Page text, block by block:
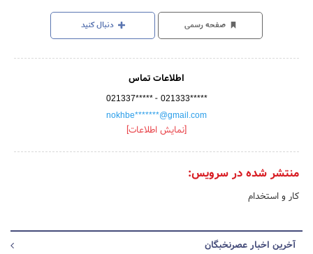
صفحه رسمی دنبال کنید
اطلاعات تماس
021337***** - 021333*****
nokhbe*******@gmail.com
[نمایش اطلاعات]
منتشر شده در سرویس:
کار و استخدام
آخرین اخبار عصرنخبگان